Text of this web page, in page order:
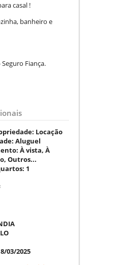
casal !
banheiro e
Fiança.
Locação
Aluguel
À vista, À
Outros...
1
03/2025